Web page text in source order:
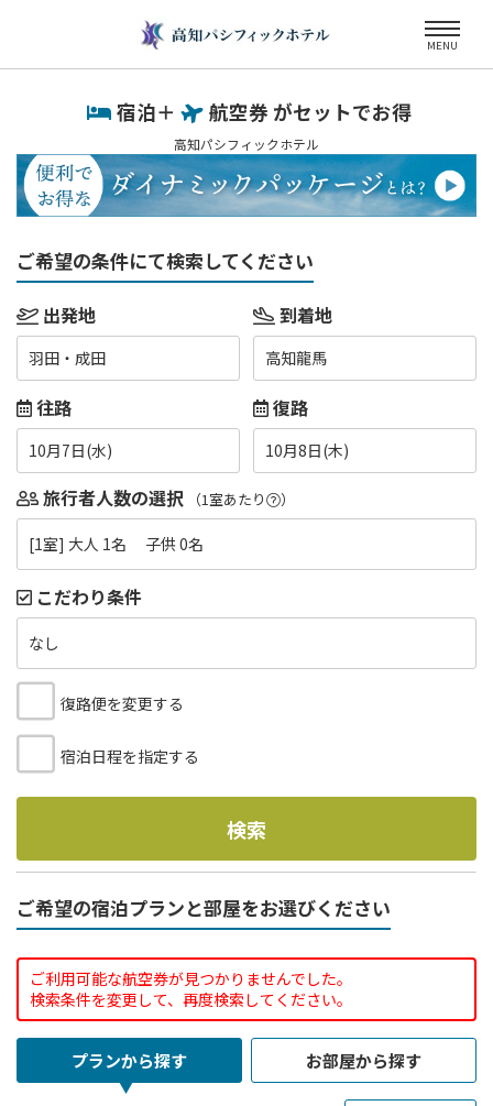
MENU
宿泊＋ 航空券 がセットでお得
高知パシフィックホテル
ご希望の条件にて検索してください
出発地
羽田・成田
到着地
高知龍馬
往路
10月7日(水)
復路
10月8日(木)
旅行者人数の選択 （1室あたり ）
[1室] 大人 1名 子供 0名
こだわり条件
なし
復路便を変更する
宿泊日程を指定する
検索
ご希望の宿泊プランと部屋をお選びください
ご利用可能な航空券が見つかりませんでした。
検索条件を変更して、再度検索してください。
プランから探す お部屋から探す